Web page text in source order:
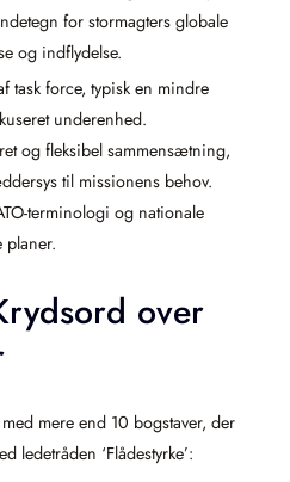
for stormagters globale
og indflydelse.
task force, typisk en mindre
underenhed.
og fleksibel sammensætning,
til missionens behov.
terminologi og nationale
planer.
over
mere end 10 bogstaver, der
ledetråden ‘Flådestyrke’: